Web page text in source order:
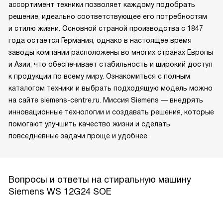
ассортимент техники позволяет каждому подобрать
решение, идеально соответствующее его потребностям
и стилю жизни. Основной страной производства с 1847
года остается Германия, однако в настоящее время
заводы компании расположены во многих странах Европы
и Азии, что обеспечивает стабильность и широкий доступ
к продукции по всему миру. Ознакомиться с полным
каталогом техники и выбрать подходящую модель можно
на сайте siemens-centre.ru. Миссия Siemens — внедрять
инновационные технологии и создавать решения, которые
помогают улучшить качество жизни и сделать
повседневные задачи проще и удобнее.
Вопросы и ответы на стиральную машину
Siemens WS 12G24 SOE